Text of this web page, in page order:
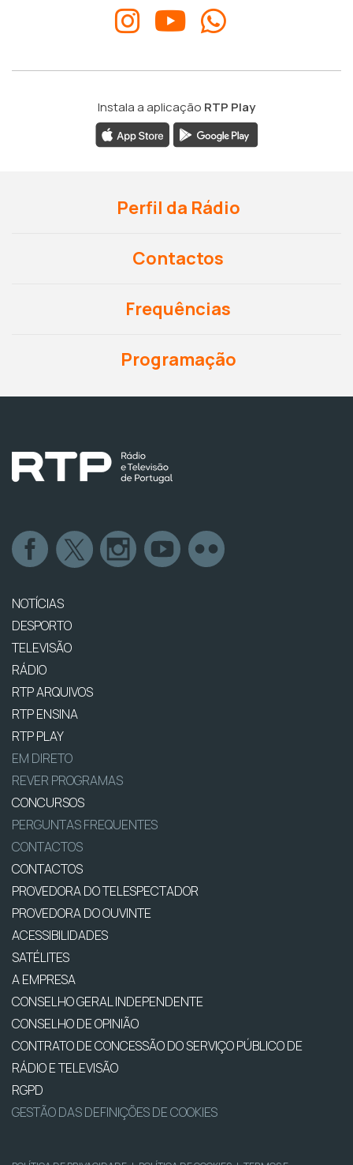
Instala a aplicação RTP Play
Perfil da Rádio
Contactos
Frequências
Programação
NOTÍCIAS
DESPORTO
TELEVISÃO
RÁDIO
RTP ARQUIVOS
RTP ENSINA
RTP PLAY
EM DIRETO
REVER PROGRAMAS
CONCURSOS
PERGUNTAS FREQUENTES
CONTACTOS
CONTACTOS
PROVEDORA DO TELESPECTADOR
PROVEDORA DO OUVINTE
ACESSIBILIDADES
SATÉLITES
A EMPRESA
CONSELHO GERAL INDEPENDENTE
CONSELHO DE OPINIÃO
CONTRATO DE CONCESSÃO DO SERVIÇO PÚBLICO DE
RÁDIO E TELEVISÃO
RGPD
GESTÃO DAS DEFINIÇÕES DE COOKIES